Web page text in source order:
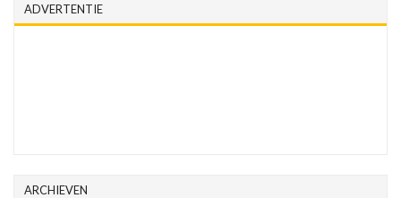
ADVERTENTIE
ARCHIEVEN